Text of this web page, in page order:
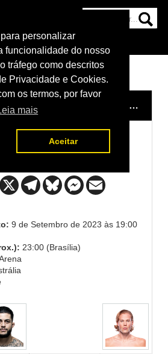
personalizar
funcionalidade do nosso
tráfego como descritos
Privacidade e Cookies.
os termos, por favor
mais
Aceitar
NOTÍCIAS
/ UFC 293
x Anton Turkalj
9 de Setembro de 2023 às 19:00
23:00 (Brasília)